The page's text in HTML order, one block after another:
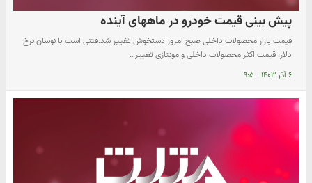
پیش بینی قیمت خودرو در ماههای آینده
قیمت بازار محصولات داخلی صبح امروز دستخوش تغییر شد.فتنی است با نوسان نرخ
دلار، قیمت اکثر محصولات داخلی و مونتاژی تغییر…
۶ آذر ۱۴۰۳ | ۹:۵